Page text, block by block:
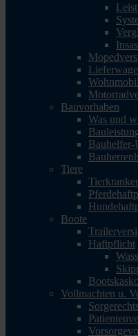
Wohnmobil
Bauvorhaben
Was und
Bauhelfer-
Tiere
Boote
Haftpflicht
Vollmachten u.